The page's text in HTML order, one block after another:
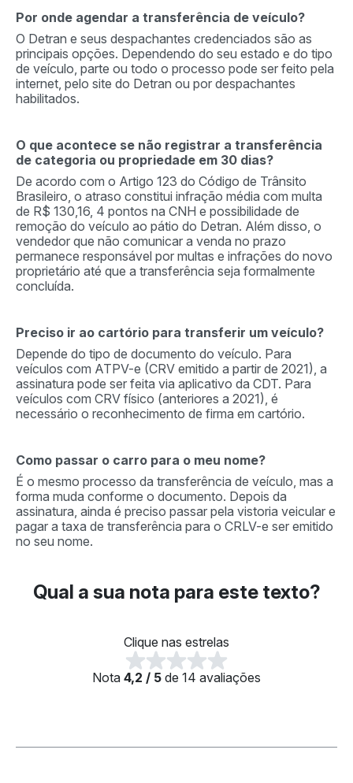
Por onde agendar a transferência de veículo?
O Detran e seus despachantes credenciados são as
principais opções. Dependendo do seu estado e do tipo
de veículo, parte ou todo o processo pode ser feito pela
internet, pelo site do Detran ou por despachantes
habilitados.
O que acontece se não registrar a transferência
de categoria ou propriedade em 30 dias?
De acordo com o Artigo 123 do Código de Trânsito
Brasileiro, o atraso constitui infração média com multa
de R$ 130,16, 4 pontos na CNH e possibilidade de
remoção do veículo ao pátio do Detran. Além disso, o
vendedor que não comunicar a venda no prazo
permanece responsável por multas e infrações do novo
proprietário até que a transferência seja formalmente
concluída.
Preciso ir ao cartório para transferir um veículo?
Depende do tipo de documento do veículo. Para
veículos com ATPV-e (CRV emitido a partir de 2021), a
assinatura pode ser feita via aplicativo da CDT. Para
veículos com CRV físico (anteriores a 2021), é
necessário o reconhecimento de firma em cartório.
Como passar o carro para o meu nome?
É o mesmo processo da transferência de veículo, mas a
forma muda conforme o documento. Depois da
assinatura, ainda é preciso passar pela vistoria veicular e
pagar a taxa de transferência para o CRLV-e ser emitido
no seu nome.
Qual a sua nota para este texto?
Clique nas estrelas
Nota 4,2 / 5 de 14 avaliações